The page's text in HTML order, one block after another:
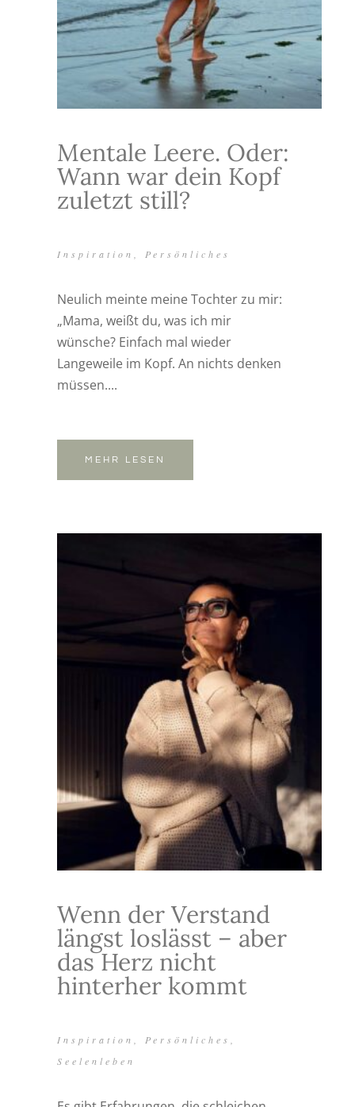
Mentale Leere. Oder:
Wann war dein Kopf
zuletzt still?
Inspiration Persönliches
Neulich meinte meine Tochter zu mir:
„Mama, weißt du, was ich mir
wünsche? Einfach mal wieder
Langeweile im Kopf. An nichts denken
müssen....
MEHR LESEN
Wenn der Verstand
längst loslässt – aber
das Herz nicht
hinterher kommt
Inspiration Persönliches
Seelenleben